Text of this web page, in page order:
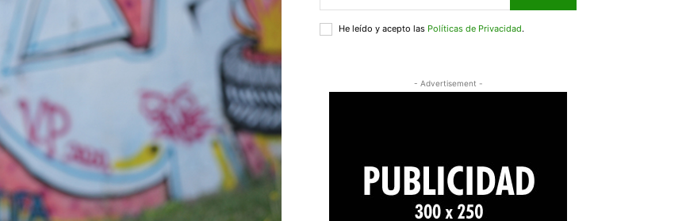
He leído y acepto las Políticas de Privacidad.
- Advertisement -